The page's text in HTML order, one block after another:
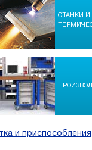
СТАНКИ И
и приспособления